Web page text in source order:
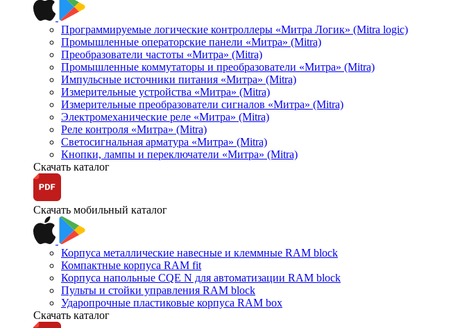
Программируемые логические контроллеры «Митра Логик» (Mitra logic)
Промышленные операторские панели «Митра» (Mitra)
Преобразователи частоты «Митра» (Mitra)
Промышленные коммутаторы и преобразователи «Митра» (Mitra)
Импульсные источники питания «Митра» (Mitra)
Измерительные устройства «Митра» (Mitra)
Измерительные преобразователи сигналов «Митра» (Mitra)
Электромеханические реле «Митра» (Mitra)
Реле контроля «Митра» (Mitra)
Светосигнальная арматура «Митра» (Mitra)
Кнопки, лампы и переключатели «Митра» (Mitra)
Скачать каталог
Скачать мобильный каталог
Корпуса металлические навесные и клеммные RAM block
Компактные корпуса RAM fit
Корпуса напольные CQE N для автоматизации RAM block
Пульты и стойки управления RAM block
Ударопрочные пластиковые корпуса RAM box
Скачать каталог